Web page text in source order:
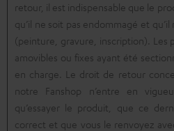
retour, il est indispensable que le
qu’il ne soit pas endommagé et
(peinture, gravure, inscription). Les
amovibles ou fixes ayant été
en charge. Le droit de retour
notre Fanshop n’entre en
qu’essayer le produit, que ce
correct et que vous le renvoyez